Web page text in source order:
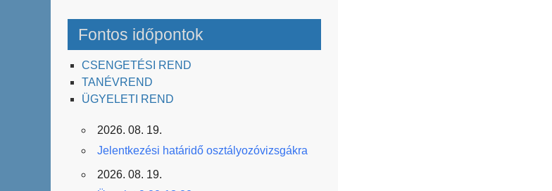
Fontos időpontok
CSENGETÉSI REND
TANÉVREND
ÜGYELETI REND
2026. 08. 19.
Jelentkezési határidő osztályozóvizsgákra
2026. 08. 19.